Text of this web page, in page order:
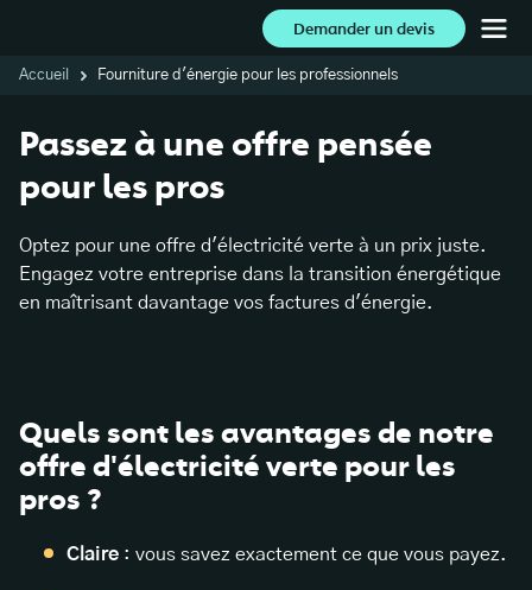
Demander un devis
Accueil Fourniture d'énergie pour les professionnels
Passez à une offre pensée
pour les pros
Optez pour une offre d'électricité verte à un prix juste.
Engagez votre entreprise dans la transition énergétique
en maîtrisant davantage vos factures d'énergie.
Quels sont les avantages de notre
offre d'électricité verte pour les
pros ?
Claire : vous savez exactement ce que vous payez.